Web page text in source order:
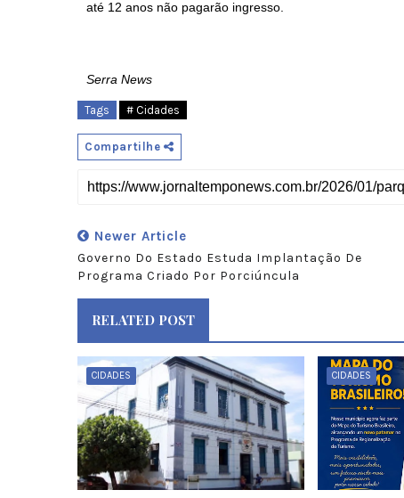
até 12 anos não pagarão ingresso.
Serra News
Tags # Cidades
Compartilhe
Newer Article
Governo Do Estado Estuda Implantação De
Programa Criado Por Porciúncula
RELATED POST
CIDADES CIDADES